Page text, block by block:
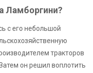
Ламборгини?
с его небольшой
тракторов
он решил воплотить